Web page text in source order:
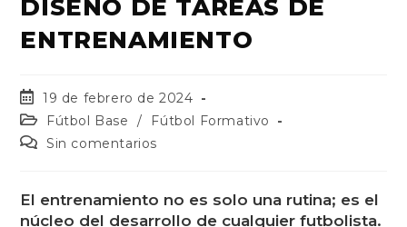
DISEÑO DE TAREAS DE
ENTRENAMIENTO
19 de febrero de 2024
Fútbol Base
/
Fútbol Formativo
Sin comentarios
El entrenamiento no es solo una rutina; es el
núcleo del desarrollo de cualquier futbolista.